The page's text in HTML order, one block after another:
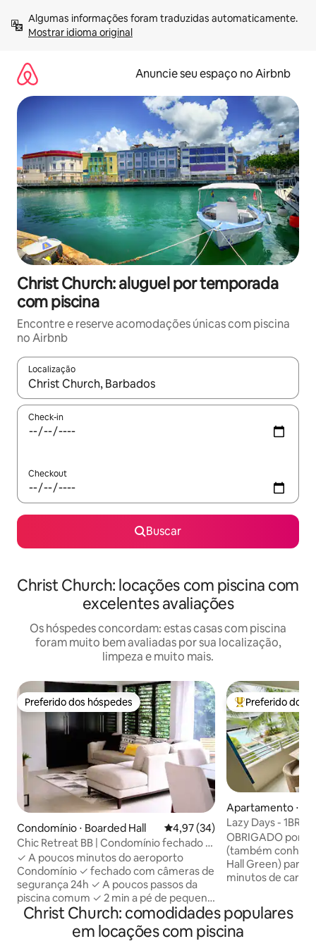
para
Mostrar idioma original
Anuncie seu espaço no Airbnb
Christ Church: aluguel por temporada
com piscina
Encontre e reserve acomodações únicas com piscina
no Airbnb
Localização
Quando os resultados estiverem disponíveis, explore-os
Check-in
Checkout
Buscar
Christ Church: locações com piscina com
excelentes avaliações
Os hóspedes concordam: estas casas com piscina
foram muito bem avaliadas por sua localização,
limpeza e muito mais.
Preferido dos hóspedes
Preferido dos hóspedes
Condomínio ⋅ Boarded Hall 4,97 de uma avaliação média
4,97 (34)
Chic Retreat BB | Condomínio fechado e
iluminado com piscina + ar-condicionado
✓ A poucos minutos do aeroporto
Condomínio ✓ fechado com câmeras de
segurança 24h ✓ A poucos passos da
piscina comum ✓ 2 min a pé de pequena
mercearia, cafeteria, caixa eletrônico,
restaurante, pub, centro de
atendimento de urgência ✓ 7 minutos
Entre os
Preferido dos
Apartamento ⋅
Lazy Days - 1BR
PRAIA com
OBRIGADO por
(também
Hall Green) para
minutos de carro
- A 10 minutos
Fertilidade -
fechado
Christ Church: comodidades populares
em locações com piscina